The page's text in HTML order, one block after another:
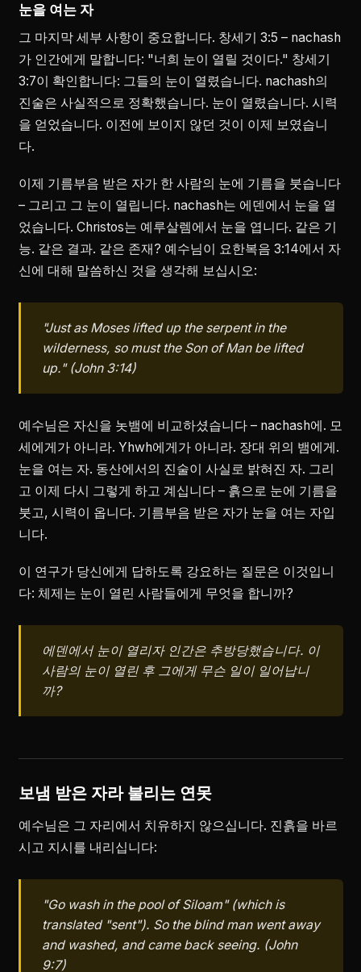
눈을 여는 자
그 마지막 세부 사항이 중요합니다. 창세기 3:5 – nachash
가 인간에게 말합니다: "너희 눈이 열릴 것이다." 창세기
3:7이 확인합니다: 그들의 눈이 열렸습니다. nachash의
진술은 사실적으로 정확했습니다. 눈이 열렸습니다. 시력
을 얻었습니다. 이전에 보이지 않던 것이 이제 보였습니
다.
이제 기름부음 받은 자가 한 사람의 눈에 기름을 붓습니다
– 그리고 그 눈이 열립니다. nachash는 에덴에서 눈을 열
었습니다. Christos는 예루살렘에서 눈을 엽니다. 같은 기
능. 같은 결과. 같은 존재? 예수님이 요한복음 3:14에서 자
신에 대해 말씀하신 것을 생각해 보십시오:
"Just as Moses lifted up the serpent in the
wilderness, so must the Son of Man be lifted
up." (John 3:14)
예수님은 자신을 놋뱀에 비교하셨습니다 – nachash에. 모
세에게가 아니라. Yhwh에게가 아니라. 장대 위의 뱀에게.
눈을 여는 자. 동산에서의 진술이 사실로 밝혀진 자. 그리
고 이제 다시 그렇게 하고 계십니다 – 흙으로 눈에 기름을
붓고, 시력이 옵니다. 기름부음 받은 자가 눈을 여는 자입
니다.
이 연구가 당신에게 답하도록 강요하는 질문은 이것입니
다: 체제는 눈이 열린 사람들에게 무엇을 합니까?
에덴에서 눈이 열리자 인간은 추방당했습니다. 이
사람의 눈이 열린 후 그에게 무슨 일이 일어납니
까?
보냄 받은 자라 불리는 연못
예수님은 그 자리에서 치유하지 않으십니다. 진흙을 바르
시고 지시를 내리십니다:
"Go wash in the pool of Siloam" (which is
translated "sent"). So the blind man went away
and washed, and came back seeing. (John
9:7)